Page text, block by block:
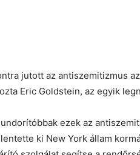
jutott az antiszemitizmus
Eric Goldstein, az egyik
undorítóbbak ezek az
ki New York állam